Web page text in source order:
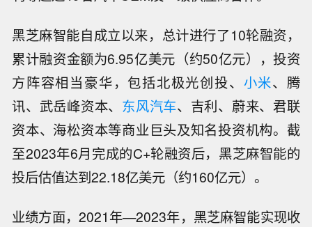
黑芝麻智能自成立以来，总计进行了10轮融资，
累计融资金额为6.95亿美元（约50亿元），投资
方阵容相当豪华，包括北极光创投、 小米、腾
讯、武岳峰资本、 东风汽车、吉利、蔚来、君联
资本、海松资本等商业巨头及知名投资机构。截
至2023年6月完成的C+轮融资后，黑芝麻智能的
投后估值达到22.18亿美元（约160亿元）。
业绩方面，2021年—2023年，黑芝麻智能实现收